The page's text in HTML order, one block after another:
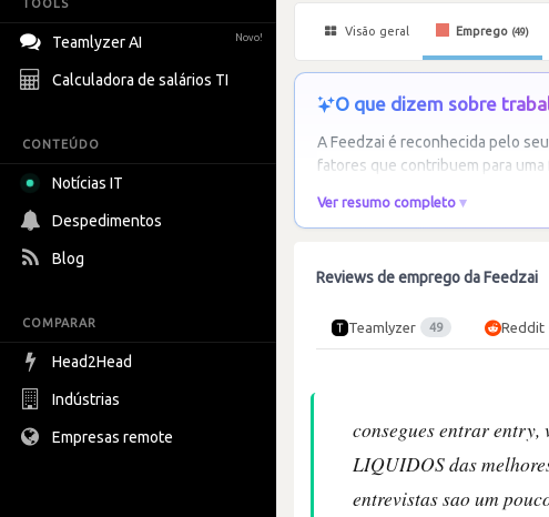
TOOLS
Teamlyzer AI Novo!
Calculadora de salários TI
CONTEÚDO
Notícias IT
Despedimentos
Blog
COMPARAR
Head2Head
Indústrias
Empresas remote
Visão geral Emprego (49)
O que dizem sobre
A Feedzai é reconhecida pelo
fatores que contribuem para
Ver resumo completo
Reviews de emprego da Feedzai
Teamlyzer 49 Reddit
consegues entrar entry,
LIQUIDOS das
entrevistas sao um